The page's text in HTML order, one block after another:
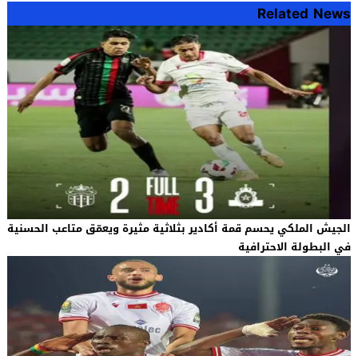
Related News
الجيش الملكي يحسم قمة أكادير بثلاثية مثيرة ويعمّق متاعب الحسنية
في البطولة الاحترافية